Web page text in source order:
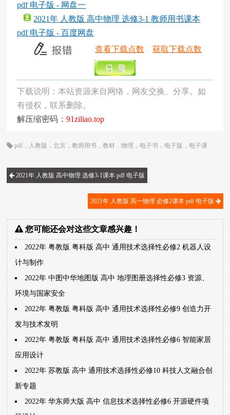
pdf 电子版 - 网盘一
2021年 人教版 高中物理 选修3-1 教师用书课本
pdf 电子版 - 百度网盘
查看下载点数
获取下载点数
下载说明：本站资源来自网络，网友交换、分享。如
有侵权，联系删除。
解压缩密码：91ziliao.top
pdf ， 人教版 ，北京 ，教师用书 ，教材 ，物理 ， 电子书 ， 电子版 ， 电子课
2021年 人教版 高中物理 选修3-1课本 pdf 电子版
2021年 人教版 高一物理 必修2课本 pdf 电子版
您可能还会对这些文章感兴趣！
2022年 粤教版 粤科版 高中 通用技术选择性必修2 机器人设
计与制作
2022年 中图中华地图版 高中 地理图册选择性必修3 资源、
环境与国家安全
2022年 粤教版 粤科版 高中 通用技术选择性必修9 创造力开
发与技术发明
2022年 粤教版 粤科版 高中 通用技术选择性必修6 智能家居
应用设计
2022年 苏教版 高中 通用技术选择性必修10 科技人文融合创
新专题
2022年 华东师大版 高中 信息技术选择性必修6 开源硬件项